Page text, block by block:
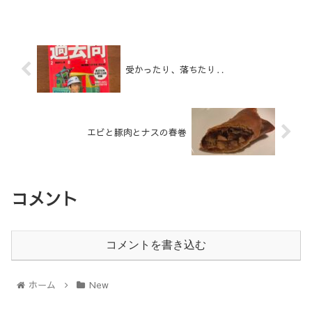
受かったり、落ちたり‥
エビと豚肉とナスの春巻
コメント
コメントを書き込む
ホーム New